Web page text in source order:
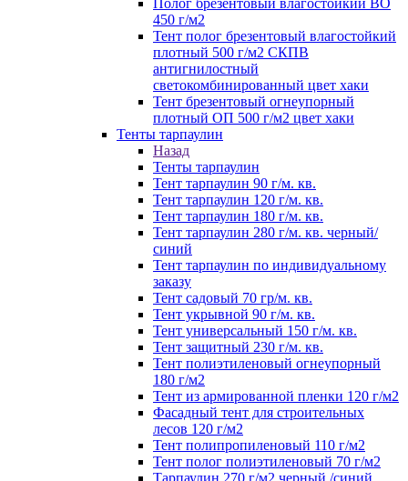
Полог брезентовый влагостойкий ВО
450 г/м2
Тент полог брезентовый влагостойкий
плотный 500 г/м2 СКПВ
антигнилостный
светокомбинированный цвет хаки
Тент брезентовый огнеупорный
плотный ОП 500 г/м2 цвет хаки
Тенты тарпаулин
Назад
Тенты тарпаулин
Тент тарпаулин 90 г/м. кв.
Тент тарпаулин 120 г/м. кв.
Тент тарпаулин 180 г/м. кв.
Тент тарпаулин 280 г/м. кв. черный/
синий
Тент тарпаулин по индивидуальному
заказу
Тент садовый 70 гр/м. кв.
Тент укрывной 90 г/м. кв.
Тент универсальный 150 г/м. кв.
Тент защитный 230 г/м. кв.
Тент полиэтиленовый огнеупорный
180 г/м2
Тент из армированной пленки 120 г/м2
Фасадный тент для строительных
лесов 120 г/м2
Тент полипропиленовый 110 г/м2
Тент полог полиэтиленовый 70 г/м2
Тарпаулин 270 г/м2 черный /синий